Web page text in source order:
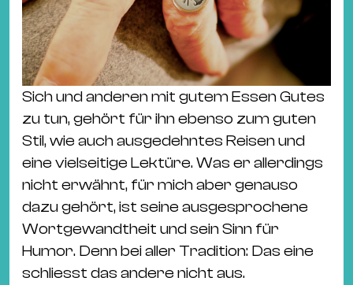
Sich und anderen mit gutem Essen Gutes
zu tun, gehört für ihn ebenso zum guten
Stil, wie auch ausgedehntes Reisen und
eine vielseitige Lektüre. Was er allerdings
nicht erwähnt, für mich aber genauso
dazu gehört, ist seine ausgesprochene
Wortgewandtheit und sein Sinn für
Humor. Denn bei aller Tradition: Das eine
schliesst das andere nicht aus.